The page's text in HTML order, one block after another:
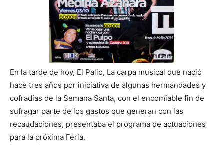
En la tarde de hoy, El Palio, La carpa musical que nació
hace tres años por iniciativa de algunas hermandades y
cofradías de la Semana Santa, con el encomiable fin de
sufragar parte de los gastos que generan con las
recaudaciones, presentaba el programa de actuaciones
para la próxima Feria.